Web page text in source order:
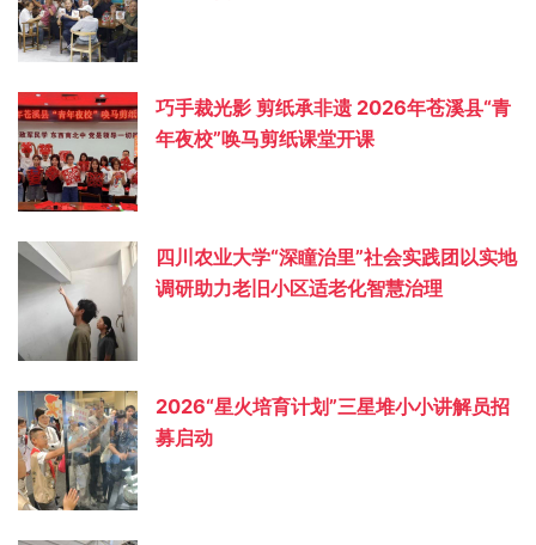
巧手裁光影 剪纸承非遗 2026年苍溪县“青
年夜校”唤马剪纸课堂开课
四川农业大学“深瞳治里”社会实践团以实地
调研助力老旧小区适老化智慧治理
2026“星火培育计划”三星堆小小讲解员招
募启动